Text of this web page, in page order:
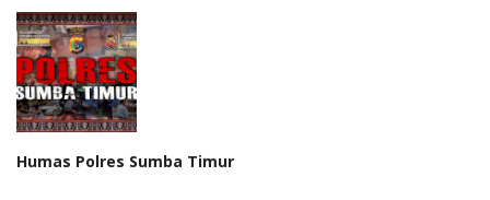
Humas Polres Sumba Timur